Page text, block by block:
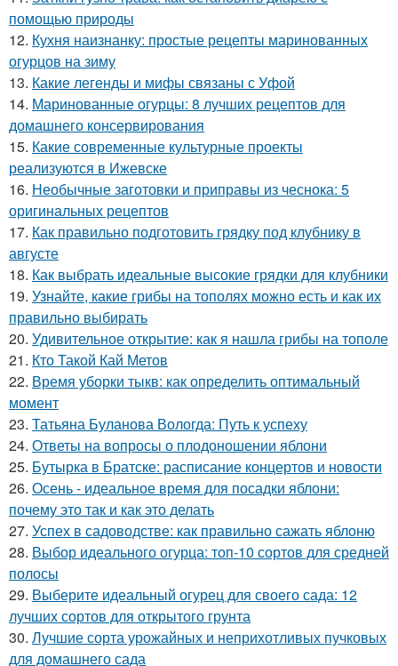
помощью природы
12. Кухня наизнанку: простые рецепты маринованных
огурцов на зиму
13. Какие легенды и мифы связаны с Уфой
14. Маринованные огурцы: 8 лучших рецептов для
домашнего консервирования
15. Какие современные культурные проекты
реализуются в Ижевске
16. Необычные заготовки и приправы из чеснока: 5
оригинальных рецептов
17. Как правильно подготовить грядку под клубнику в
августе
18. Как выбрать идеальные высокие грядки для клубники
19. Узнайте, какие грибы на тополях можно есть и как их
правильно выбирать
20. Удивительное открытие: как я нашла грибы на тополе
21. Кто Такой Кай Метов
22. Время уборки тыкв: как определить оптимальный
момент
23. Татьяна Буланова Вологда: Путь к успеху
24. Ответы на вопросы о плодоношении яблони
25. Бутырка в Братске: расписание концертов и новости
26. Осень - идеальное время для посадки яблони:
почему это так и как это делать
27. Успех в садоводстве: как правильно сажать яблоню
28. Выбор идеального огурца: топ-10 сортов для средней
полосы
29. Выберите идеальный огурец для своего сада: 12
лучших сортов для открытого грунта
30. Лучшие сорта урожайных и неприхотливых пучковых
для домашнего сада